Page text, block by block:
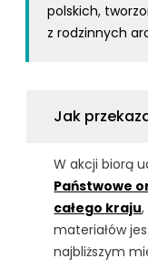
polskich,
z rodzinnych
Jak
W akcji biorą
Państwowe
całego kraju
materiałów
najbliższym